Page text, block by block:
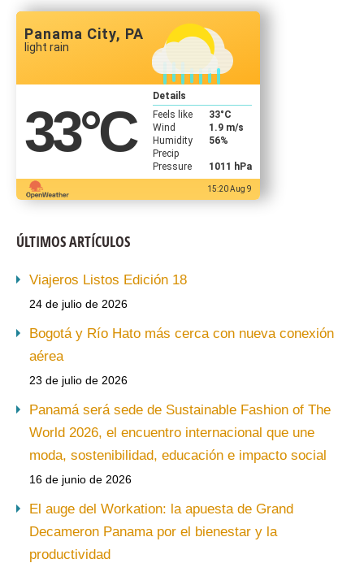
Panama City, PA
light rain
33°C
Details
Feels like
33°C
Wind
1.9 m/s
Humidity
56%
Precip
Pressure
1011 hPa
15:20 Aug 9
ÚLTIMOS ARTÍCULOS
Viajeros Listos Edición 18
24 de julio de 2026
Bogotá y Río Hato más cerca con nueva conexión
aérea
23 de julio de 2026
Panamá será sede de Sustainable Fashion of The
World 2026, el encuentro internacional que une
moda, sostenibilidad, educación e impacto social
16 de junio de 2026
El auge del Workation: la apuesta de Grand
Decameron Panama por el bienestar y la
productividad